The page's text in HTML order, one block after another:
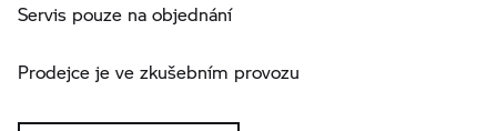
Servis pouze na objednání
Prodejce je ve zkušebním provozu